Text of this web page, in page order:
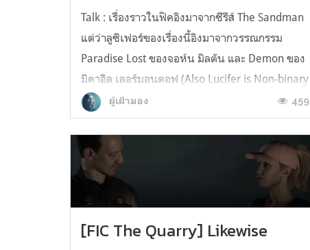
Talk : เรื่องราวในฟิคอิงมาจากซีรีส์ The Sandman
แต่ว่าลูซิเฟอร์ของเรื่องนี้อิงมาจากวรรณกรรม
Paradise Lost ของจอห์น มิลตัน และ Demon ของ
มิคาอิล เลอร์มอนตอฟ (Also Lucifer is Non-binary
in this story) ____________________ E solo allora
Il Demone capì l'angoscia dell'amore e
l'emozione. ปลาย...
ผู้เฝ้ามอง 459
[FIC The Quarry] Likewise